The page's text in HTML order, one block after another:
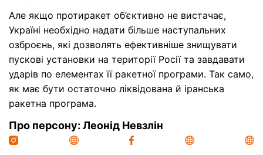
Але якщо протиракет об’єктивно не вистачає,
Україні необхідно надати більше наступальних
озброєнь, які дозволять ефективніше знищувати
пускові установки на території Росії та завдавати
ударів по елементах її ракетної програми. Так само,
як має бути остаточно ліквідована й іранська
ракетна програма.
Про персону: Леонід Невзлін